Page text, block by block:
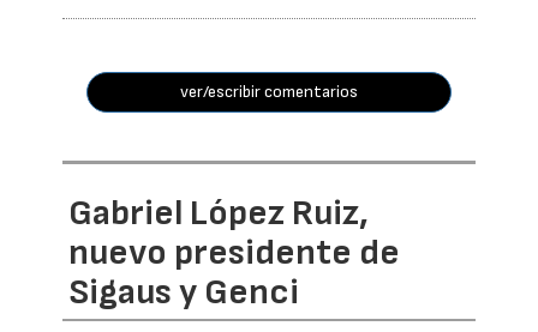
ver/escribir comentarios
Gabriel López Ruiz,
nuevo presidente de
Sigaus y Genci